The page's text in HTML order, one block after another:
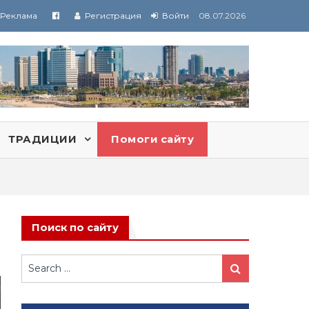
Реклама Регистрация Войти 08.07.2026
ТРАДИЦИИ Помоги сайту
Поиск по сайту
Search
for:
Search